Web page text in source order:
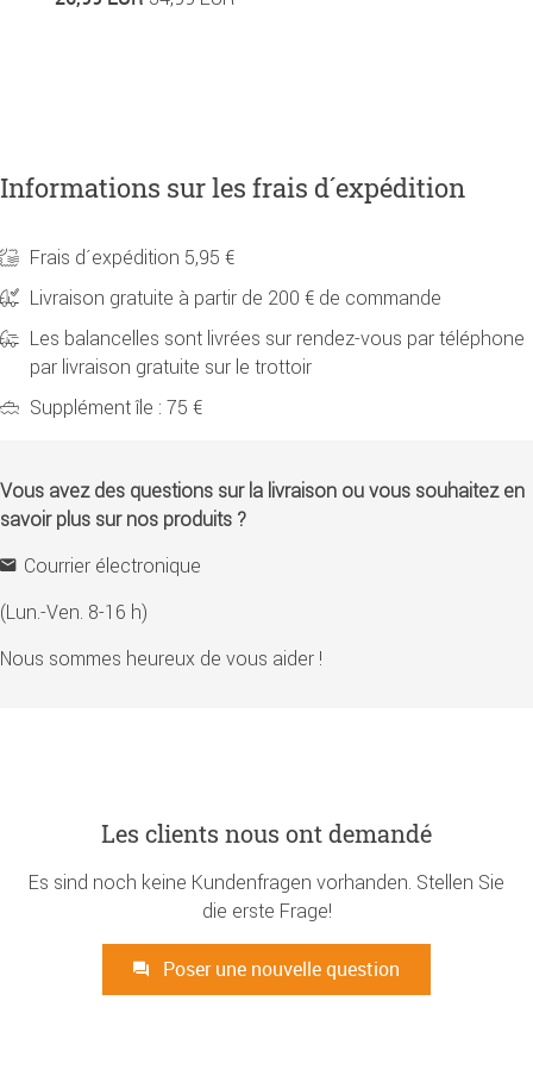
Informations sur les frais d´expédition
Frais d´expédition 5,95 €
Livraison gratuite à partir de 200 € de commande
Les balancelles sont livrées sur rendez-vous par téléphone
par livraison gratuite sur le trottoir
Supplément île : 75 €
Vous avez des questions sur la livraison ou vous souhaitez en
savoir plus sur nos produits ?
Courrier électronique
(Lun.-Ven. 8-16 h)
Nous sommes heureux de vous aider !
Les clients nous ont demandé
Es sind noch keine Kundenfragen vorhanden. Stellen Sie
die erste Frage!
Poser une nouvelle question